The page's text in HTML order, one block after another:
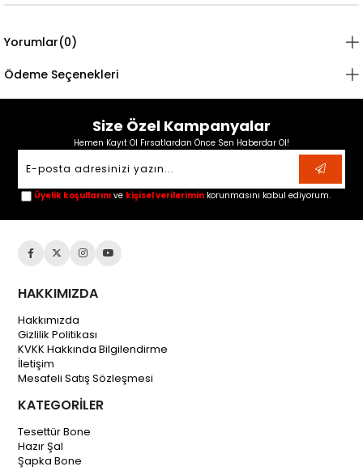
Yorumlar(0)
Ödeme Seçenekleri
Size Özel Kampanyalar
Hemen Kayıt Ol Fırsatlardan Önce Sen Haberdar Ol!
Üyelik koşullarını ve kişisel verilerimin korunmasını kabul ediyorum.
HAKKIMIZDA
Hakkımızda
Gizlilik Politikası
KVKK Hakkında Bilgilendirme
İletişim
Mesafeli Satış Sözleşmesi
KATEGORİLER
Tesettür Bone
Hazır Şal
Şapka Bone